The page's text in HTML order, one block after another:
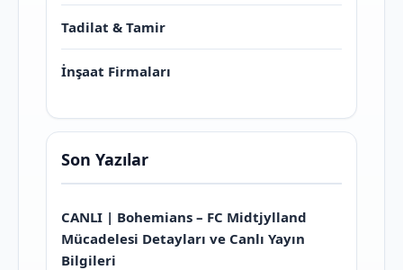
Tadilat & Tamir
İnşaat Firmaları
Son Yazılar
CANLI | Bohemians – FC Midtjylland
Mücadelesi Detayları ve Canlı Yayın
Bilgileri